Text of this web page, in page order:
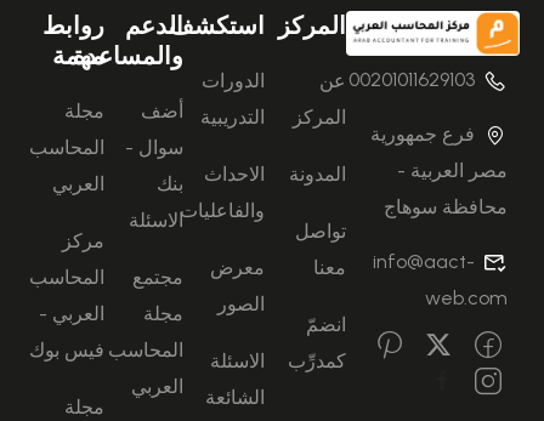
00201011629103
فرع جمهورية
مصر العربية -
محافظة سوهاج
info@aact-
web.com
المركز
عن
المركز
المدونة
تواصل
معنا
انضمّ
كمدرِّب
استكشف
الدورات
التدريبية
الاحداث
والفاعليات
معرض
الصور
الاسئلة
الشائعة
الدعم
والمساعدة
أضف
سوال -
بنك
الاسئلة
مجتمع
مجلة
المحاسب
العربي
روابط
مهمة
مجلة
المحاسب
العربي
مركز
المحاسب
العربي -
فيس بوك
مجلة